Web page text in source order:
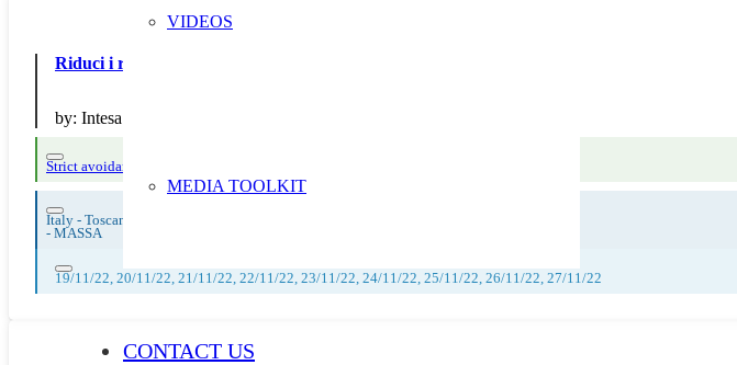
VIDEOS
MEDIA TOOLKIT
CONTACT US
Riduci i rifiuti con Intesa: la banca che sensibilizza
by: Intesa Sanpaolo S.p.A.
Strict avoidance and reduction at source
Italy - Toscana
- MASSA
19/11/22, 20/11/22, 21/11/22, 22/11/22, 23/11/22, 24/11/22, 25/11/22, 26/11/22, 27/11/22